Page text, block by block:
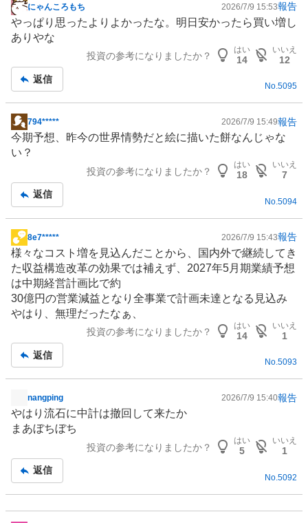
掲
示
板
にゃんころもち 2026/7/9 15:53報告
やっぱり思ったよりよかったな。明日安かったら買い増し
ありやな
投資の参考になりましたか？
はい
14
いいえ
12
返信
No.5095
掲
示
板
794***** 2026/7/9 15:49報告
今期予想、昨今の世界情勢だと絵に描いた餅なんじゃな
い？
投資の参考になりましたか？
はい
18
いいえ
7
返信
No. 5094
掲
示
板
記
事
8e7***** 2026/7/9 15:43報告
様々なコスト増を見込んだことから、国内外で継続してき
た収益構造改革の効果では補えず、2027年5月期業績予想
は中期経営計画比で約
30億円の営業減益となり全事業で計画未達となる見込み
やはり、無理だったなぁ、
投資の参考になりましたか？
はい
14
いいえ
1
返信
No.5093
示
板
nangping 2026/7/9 15:40報告
やはり流石に中計は撤回して来たか
まあぼちぼち
投資の参考になりましたか？
はい
5
いいえ
1
返信
No. 5092